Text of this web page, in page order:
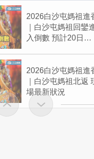
2026白沙屯媽祖進
｜白沙屯媽祖回鑾
入倒數 預計20日回
2026白沙屯媽祖進
｜白沙屯媽祖北返
場最新狀況